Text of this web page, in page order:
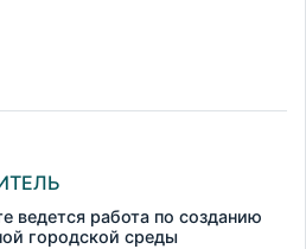
ведется работа по созданию
городской среды